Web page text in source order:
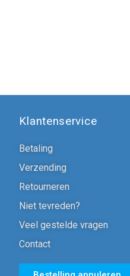
Klantenservice
Betaling
Verzending
Retourneren
Niet tevreden?
Veel gestelde vragen
Contact